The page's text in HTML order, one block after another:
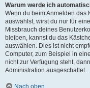
Warum werde ich
Wenn du beim Anmelden das
auswählst, wirst du nur für
Missbrauch deines
bleiben, kannst du das
auswählen. Dies ist nicht
Computer, zum Beispiel in
nicht zur Verfügung steht,
Administration ausgeschaltet.